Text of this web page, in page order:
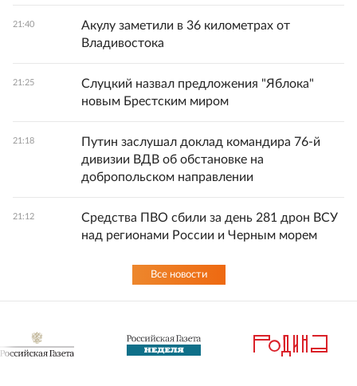
21:40
Акулу заметили в 36 километрах от
Владивостока
21:25
Слуцкий назвал предложения "Яблока"
новым Брестским миром
21:18
Путин заслушал доклад командира 76-й
дивизии ВДВ об обстановке на
добропольском направлении
21:12
Средства ПВО сбили за день 281 дрон ВСУ
над регионами России и Черным морем
Все новости